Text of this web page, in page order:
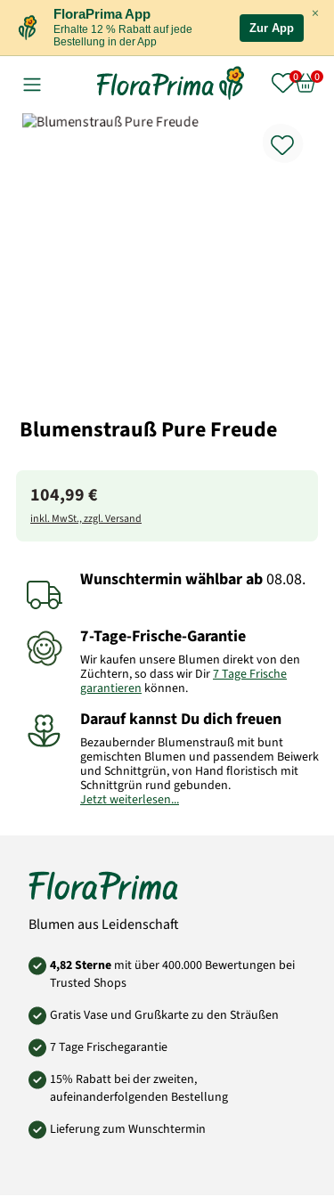
×
FloraPrima App
Erhalte 12 % Rabatt auf jede
Bestellung in der App
Zur App
Blumenstrauß Pure Freude
104,99 €
inkl. MwSt., zzgl. Versand
Wunschtermin wählbarab08.08.
7-Tage-Frische-Garantie
Wir kaufen unsere Blumen direkt von den
Züchtern, so dass wir Dir7 Tage Frische
garantieren können.
Darauf kannst Du dich freuen
Bezaubernder Blumenstrauß mit bunt
gemischten Blumen und passendem Beiwerk
und Schnittgrün, von Hand floristisch mit
Schnittgrün rund gebunden.
individuell andere Einkaufsquellen durch
seine Großhändler nutzt und somit die
Mengen und Größen der Blüten abweichen
immer dem Wert entsprechende Blumen in
verwendet wird.
Art.-Nr.: FI17
Jetzt weiterlesen...
Blumen aus Leidenschaft
4,82 Sterne mit über 400.000 Bewertungen bei
Trusted Shops
Gratis Vase und Grußkarte zu den Sträußen
7 Tage Frischegarantie
15% Rabatt bei der zweiten,
aufeinanderfolgenden Bestellung
Lieferung zum Wunschtermin